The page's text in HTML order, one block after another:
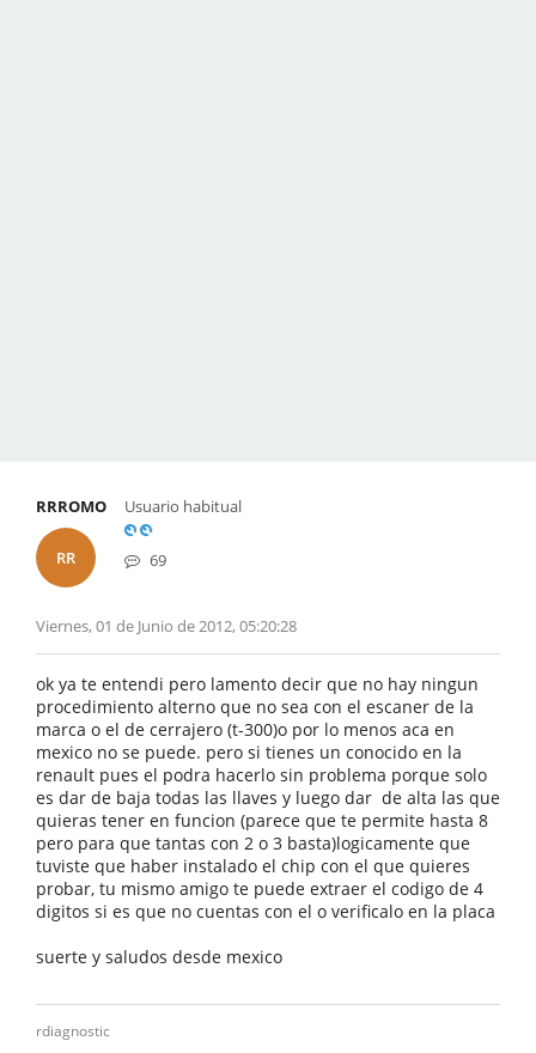
RRROMO
RR
Usuario habitual
69
Viernes, 01 de Junio de 2012, 05:20:28
ok ya te entendi pero lamento decir que no hay ningun
procedimiento alterno que no sea con el escaner de la
marca o el de cerrajero (t-300)o por lo menos aca en
mexico no se puede. pero si tienes un conocido en la
renault pues el podra hacerlo sin problema porque solo
es dar de baja todas las llaves y luego dar de alta las que
quieras tener en funcion (parece que te permite hasta 8
pero para que tantas con 2 o 3 basta)logicamente que
tuviste que haber instalado el chip con el que quieres
probar, tu mismo amigo te puede extraer el codigo de 4
digitos si es que no cuentas con el o verificalo en la placa
suerte y saludos desde mexico
rdiagnostic